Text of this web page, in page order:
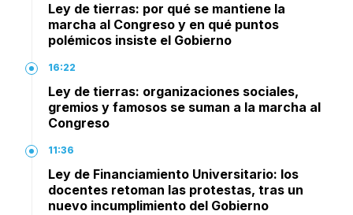
Ley de tierras: por qué se mantiene la
marcha al Congreso y en qué puntos
polémicos insiste el Gobierno
16:22
Ley de tierras: organizaciones sociales,
gremios y famosos se suman a la marcha al
Congreso
11:36
Ley de Financiamiento Universitario: los
docentes retoman las protestas, tras un
nuevo incumplimiento del Gobierno